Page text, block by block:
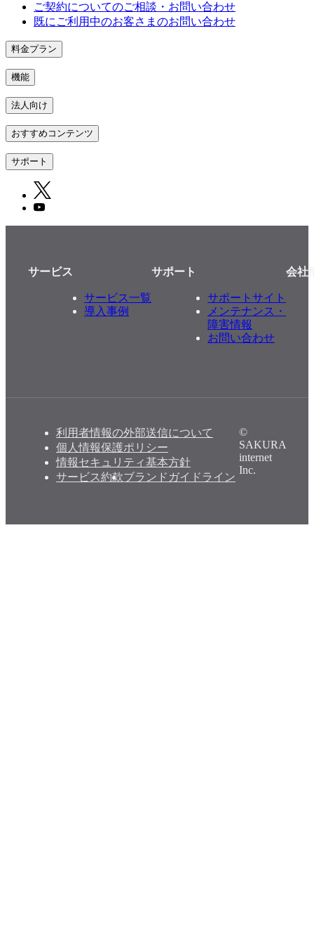
ご契約についてのご相談・お問い合わせ
既にご利用中のお客さまのお問い合わせ
料金プラン
機能
法人向け
おすすめコンテンツ
サポート
サービス
サービス一覧
導入事例
サポート
サポートサイト
メンテナンス・
障害情報
お問い合わせ
会社
利用者情報の外部送信について
個人情報保護ポリシー
情報セキュリティ基本方針
サービス約款ブランドガイドライン
©
SAKURA
internet
Inc.